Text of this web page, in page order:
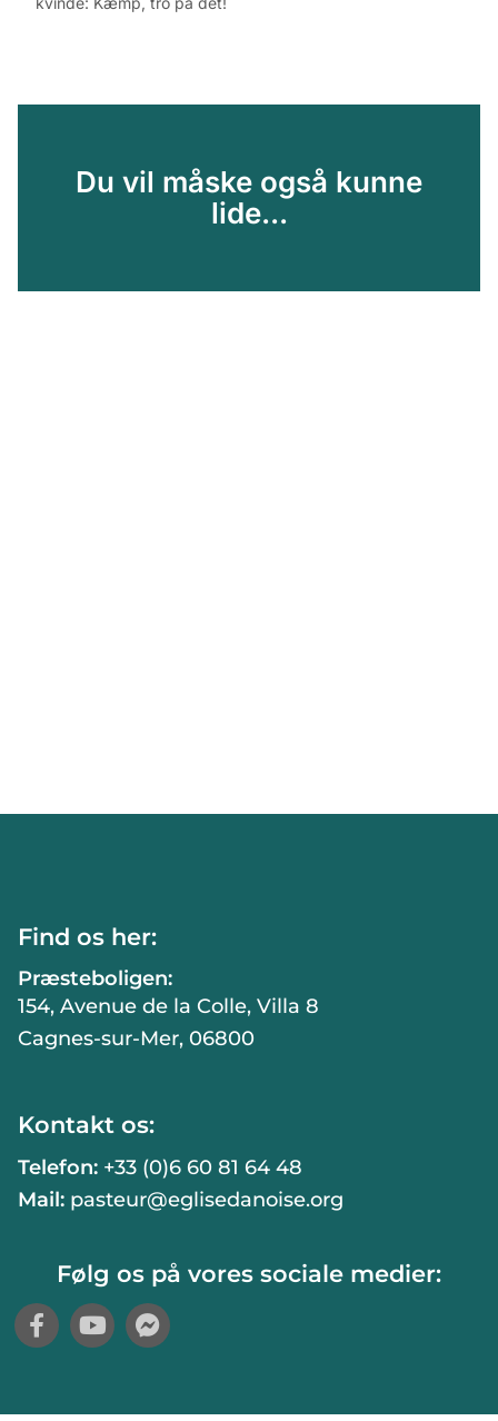
Du vil måske også kunne
lide...
Find os her:
Præsteboligen:
154, Avenue de la Colle, Villa 8
Cagnes-sur-Mer, 06800
Kontakt os:
Telefon: +33 (0)6 60 81 64 48
Mail: pasteur@eglisedanoise.org
Følg os på vores sociale medier: